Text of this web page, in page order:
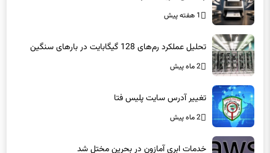
2 ماه پیش
2 ماه پیش
2 ماه پیش